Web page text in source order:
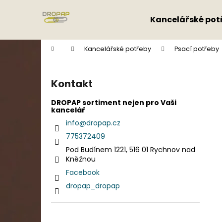
Kancelářské
Domů Kancelářské potřeby Psací potřeby
Kontakt
DROPAP sortiment nejen pro Vaši
kancelář
info@dropap.cz
775372409
Pod Budínem 1221, 516 01 Rychnov nad
Kněžnou
Facebook
dropap_dropap
í
Zpět
do
Zpět
do